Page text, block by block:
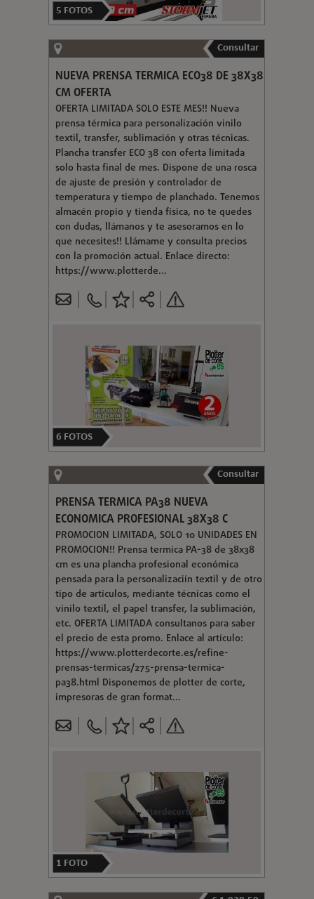
5 FOTOS
Consultar
NUEVA PRENSA TERMICA ECO38 DE 38X38
CM OFERTA
OFERTA LIMITADA SOLO ESTE MES!! Nueva
prensa térmica para personalización vinilo
textil, transfer, sublimación y otras técnicas.
Plancha transfer ECO 38 con oferta limitada
solo hasta final de mes. Dispone de una rosca
de ajuste de presión y controlador de
temperatura y tiempo de planchado. Tenemos
almacén propio y tienda física, no te quedes
con dudas, llámanos y te asesoramos en lo
que necesites!! Llámame y consulta precios
con la promoción actual. Enlace directo:
https://www.plotterde...
6 FOTOS
Consultar
PRENSA TERMICA PA38 NUEVA
ECONOMICA PROFESIONAL 38X38 C
PROMOCION LIMITADA, SOLO 10 UNIDADES EN
PROMOCION!! Prensa termica PA-38 de 38x38
cm es una plancha profesional económica
pensada para la personalizaciín textil y de otro
tipo de artículos, mediante técnicas como el
vinilo textil, el papel transfer, la sublimación,
etc. OFERTA LIMITADA consultanos para saber
el precio de esta promo. Enlace al artículo:
https://www.plotterdecorte.es/refine-
prensas-termicas/275-prensa-termica-
pa38.html Disponemos de plotter de corte,
impresoras de gran format...
1 FOTO